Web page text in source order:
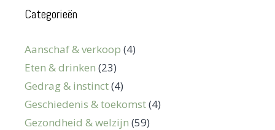
Categorieën
Aanschaf & verkoop (4)
Eten & drinken (23)
Gedrag & instinct(4)
Geschiedenis & toekomst(4)
Gezondheid & welzijn (59)